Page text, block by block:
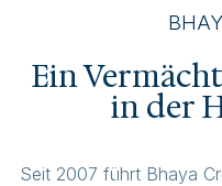
Ein
in der
Seit 2007 führt Bhaya